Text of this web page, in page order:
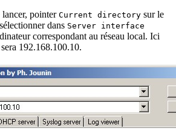
lancer, pointer Current directory sur le
dans Server interface
correspondant au réseau local. Ici
192.168.100.10.